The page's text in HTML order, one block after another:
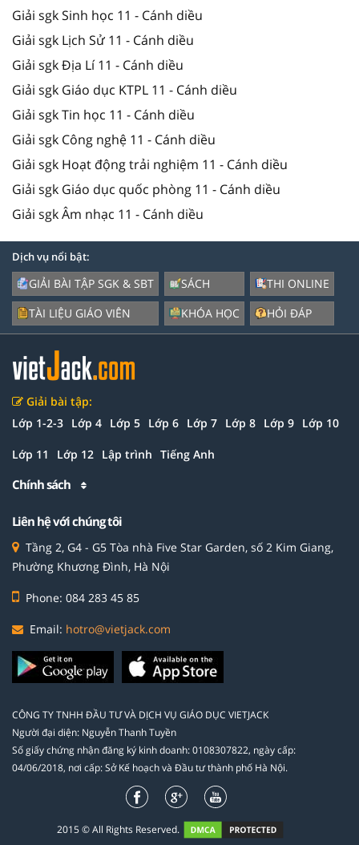
Giải sgk Sinh học 11 - Cánh diều
Giải sgk Lịch Sử 11 - Cánh diều
Giải sgk Địa Lí 11 - Cánh diều
Giải sgk Giáo dục KTPL 11 - Cánh diều
Giải sgk Tin học 11 - Cánh diều
Giải sgk Công nghệ 11 - Cánh diều
Giải sgk Hoạt động trải nghiệm 11 - Cánh diều
Giải sgk Giáo dục quốc phòng 11 - Cánh diều
Giải sgk Âm nhạc 11 - Cánh diều
Dịch vụ nổi bật:
GIẢI BÀI TẬP SGK & SBT
TÀI LIỆU GIÁO VIÊN
SÁCH
KHÓA HỌC
THI ONLINE
HỎI ĐÁP
Giải bài tập:
Lớp 1-2-3 Lớp 4 Lớp 5 Lớp 6 Lớp 7 Lớp 8 Lớp 9 Lớp 10
Lớp 11 Lớp 12 Lập trình Tiếng Anh
Chính sách
Liên hệ với chúng tôi
Tầng 2, G4 - G5 Tòa nhà Five Star Garden, số 2 Kim Giang,
Phường Khương Đình, Hà Nội
Phone: 084 283 45 85
Email: hotro@vietjack.com
CÔNG TY TNHH ĐẦU TƯ VÀ DỊCH VỤ GIÁO DỤC VIETJACK
Người đại diện: Nguyễn Thanh Tuyền
Số giấy chứng nhận đăng ký kinh doanh: 0108307822, ngày cấp:
04/06/2018, nơi cấp: Sở Kế hoạch và Đầu tư thành phố Hà Nội.
2015 © All Rights Reserved.